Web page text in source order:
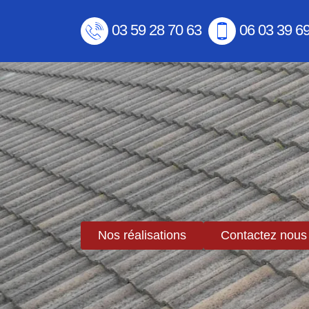
03 59 28 70 63 06 03 39
Nos réalisations Contactez nous